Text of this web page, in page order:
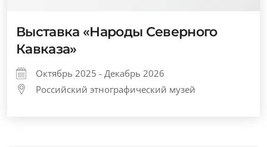
Выставка «Народы Северного
Кавказа»
Октябрь 2025 - Декабрь 2026
Российский этнографический музей